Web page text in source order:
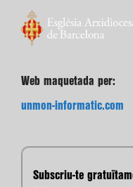
Web maquetada per:
unmon-informatic.com
Subscriu-te